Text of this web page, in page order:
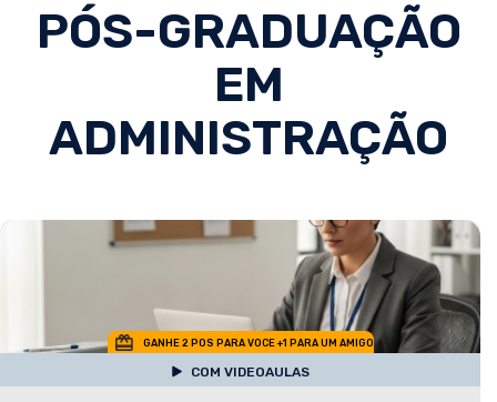
PÓS-GRADUAÇÃO
EM
ADMINISTRAÇÃO
GANHE 2 POS PARA VOCE +1 PARA UM AMIGO
COM VIDEOAULAS